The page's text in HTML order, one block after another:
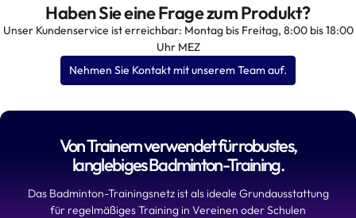
Haben Sie eine Frage zum Produkt?
Unser Kundenservice ist erreichbar: Montag bis Freitag, 8:00 bis 18:00
Uhr MEZ
Nehmen Sie Kontakt mit unserem Team auf.
Von Trainern verwendet für robustes,
langlebiges Badminton-Training.
Das Badminton-Trainingsnetz ist als ideale Grundausstattung
für regelmäßiges Training in Vereinen oder Schulen